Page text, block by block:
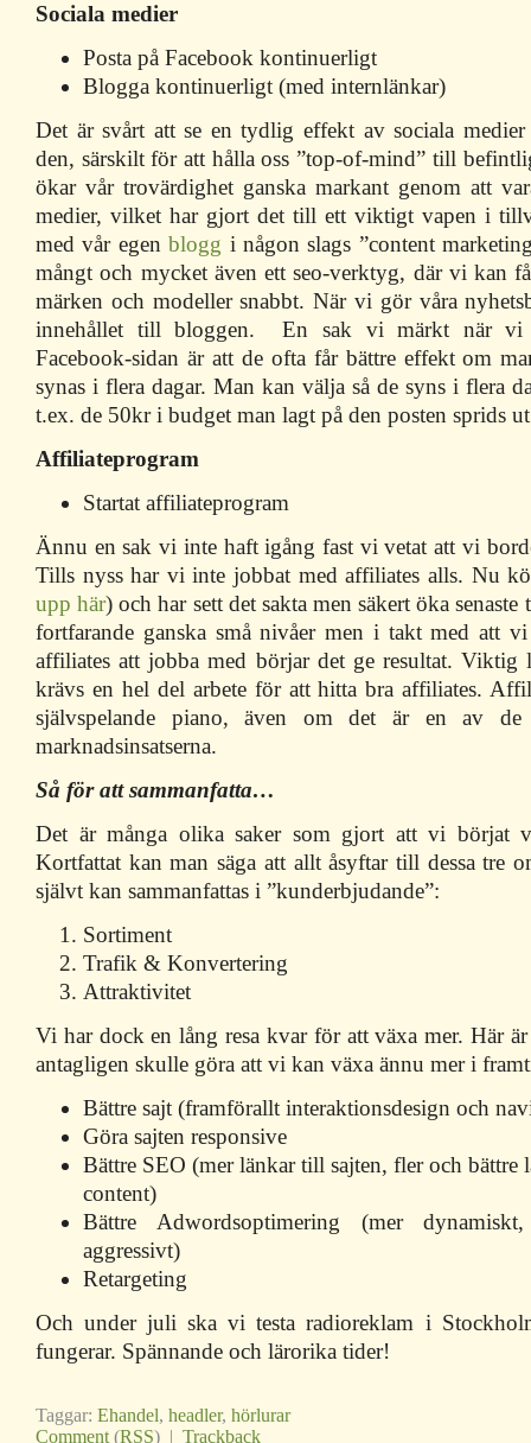
Sociala medier
Posta på Facebook kontinuerligt
Blogga kontinuerligt (med internlänkar)
Det är svårt att se en tydlig effekt av sociala
den, särskilt för att hålla oss ”top-of-mind” till
ökar vår trovärdighet ganska markant genom att
medier, vilket har gjort det till ett viktigt vapen i
med vår egenblogg i någon slags ”content
mångt och mycket även ett seo-verktyg, där vi kan
märken och modeller snabbt. När vi gör våra
innehållet till bloggen. En sak vi märkt när vi
Facebook-sidan är att de ofta får bättre effekt om
synas i flera dagar. Man kan välja så de syns i flera
t.ex. de 50kr i budget man lagt på den posten sprids
Affiliateprogram
Startat affiliateprogram
Ännu en sak vi inte haft igång fast vi vetat att vi
Tills nyss har vi inte jobbat med affiliates alls. Nu
upp här) och har sett det sakta men säkert öka senaste
fortfarande ganska små nivåer men i takt med att
affiliates att jobba med börjar det ge resultat. Viktig
krävs en hel del arbete för att hitta bra affiliates.
självspelande piano, även om det är en av de
marknadsinsatserna.
Så för att sammanfatta…
Det är många olika saker som gjort att vi börjat
Kortfattat kan man säga att allt åsyftar till dessa tre
självt kan sammanfattas i ”kunderbjudande”:
Sortiment
Trafik & Konvertering
Attraktivitet
Vi har dock en lång resa kvar för att växa mer. Här
antagligen skulle göra att vi kan växa ännu mer i
Bättre sajt (framförallt interaktionsdesign och
Göra sajten responsive
Bättre SEO (mer länkar till sajten, fler och bättre
content)
Bättre Adwordsoptimering (mer
aggressivt)
Retargeting
Och under juli ska vi testa radioreklam i
fungerar. Spännande och lärorika tider!
Taggar: Ehandel, headler, hörlurar
Comment (RSS) | Trackback